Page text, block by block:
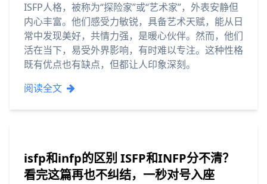
ISFP人格，被称为“探险家”或“艺术家”，外表安静但
内心丰富。他们感受力敏锐，具备艺术天赋，能从日
常中发现美好，共情力强，是暖心伙伴。然而，他们
活在当下，易受外界影响，有时难以专注。这种性格
既有优点也有缺点，但都让人印象深刻。
阅读全文
isfp和infp的区别 ISFP和INFP分不清？
看完这篇再也不纠结，一秒对号入座